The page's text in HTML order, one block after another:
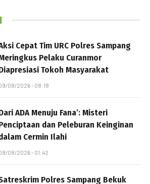
Cepat Tim URC Polres Sampang
Pelaku Curanmor
Tokoh Masyarakat
08/2026 - 08:18
ADA Menuju Fana’: Misteri
dan Peleburan Keinginan
Cermin Ilahi
08/2026 - 01:42
Polres Sampang Bekuk